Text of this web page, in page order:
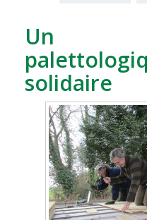
Un
solidaire